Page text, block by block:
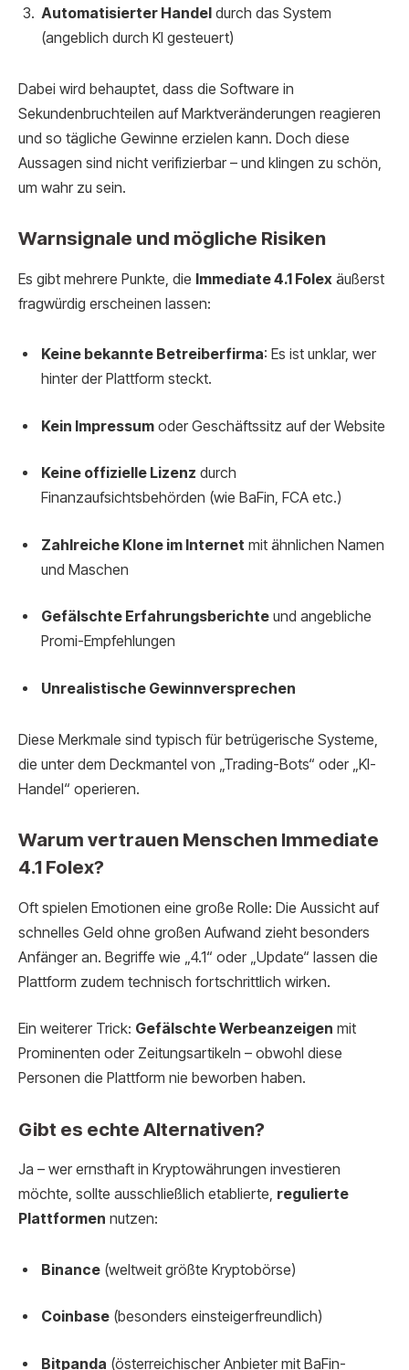
Automatisierter Handel durch das System
(angeblich durch KI gesteuert)
Dabei wird behauptet, dass die Software in
Sekundenbruchteilen auf Marktveränderungen reagieren
und so tägliche Gewinne erzielen kann. Doch diese
Aussagen sind nicht verifizierbar – und klingen zu schön,
um wahr zu sein.
Warnsignale und mögliche Risiken
Es gibt mehrere Punkte, die Immediate 4.1 Folex äußerst
fragwürdig erscheinen lassen:
Keine bekannte Betreiberfirma: Es ist unklar, wer
hinter der Plattform steckt.
Kein Impressum oder Geschäftssitz auf der Website
Keine offizielle Lizenz durch
Finanzaufsichtsbehörden (wie BaFin, FCA etc.)
Zahlreiche Klone im Internet mit ähnlichen Namen
und Maschen
Gefälschte Erfahrungsberichte und angebliche
Promi-Empfehlungen
Unrealistische Gewinnversprechen
Diese Merkmale sind typisch für betrügerische Systeme,
die unter dem Deckmantel von „Trading-Bots“ oder „KI-
Handel“ operieren.
Warum vertrauen Menschen Immediate
4.1 Folex?
Oft spielen Emotionen eine große Rolle: Die Aussicht auf
schnelles Geld ohne großen Aufwand zieht besonders
Anfänger an. Begriffe wie „4.1“ oder „Update“ lassen die
Plattform zudem technisch fortschrittlich wirken.
Ein weiterer Trick: Gefälschte Werbeanzeigen mit
Prominenten oder Zeitungsartikeln – obwohl diese
Personen die Plattform nie beworben haben.
Gibt es echte Alternativen?
Ja – wer ernsthaft in Kryptowährungen investieren
möchte, sollte ausschließlich etablierte, regulierte
Plattformen nutzen:
Binance (weltweit größte Kryptobörse)
Coinbase (besonders einsteigerfreundlich)
Bitpanda (österreichischer Anbieter mit BaFin-